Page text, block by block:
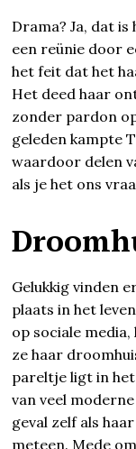
Drama? Ja, dat
een reünie door
het feit dat het
Het deed haar
zonder pardon
geleden kampte
waardoor delen
als je het ons
Gelukkig vinden
plaats in het
op sociale
ze haar
pareltje ligt in
van veel
geval zelf als
meteen. Mede